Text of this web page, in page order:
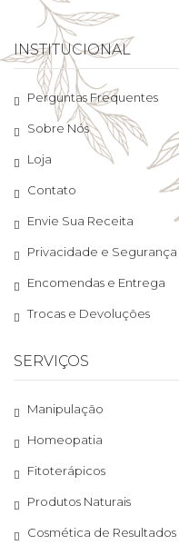
INSTITUCIONAL
Perguntas Frequentes
Sobre Nós
Loja
Contato
Envie Sua Receita
Privacidade e Segurança
Encomendas e Entrega
Trocas e Devoluções
SERVIÇOS
Manipulação
Homeopatia
Fitoterápicos
Produtos Naturais
Cosmética de Resultados